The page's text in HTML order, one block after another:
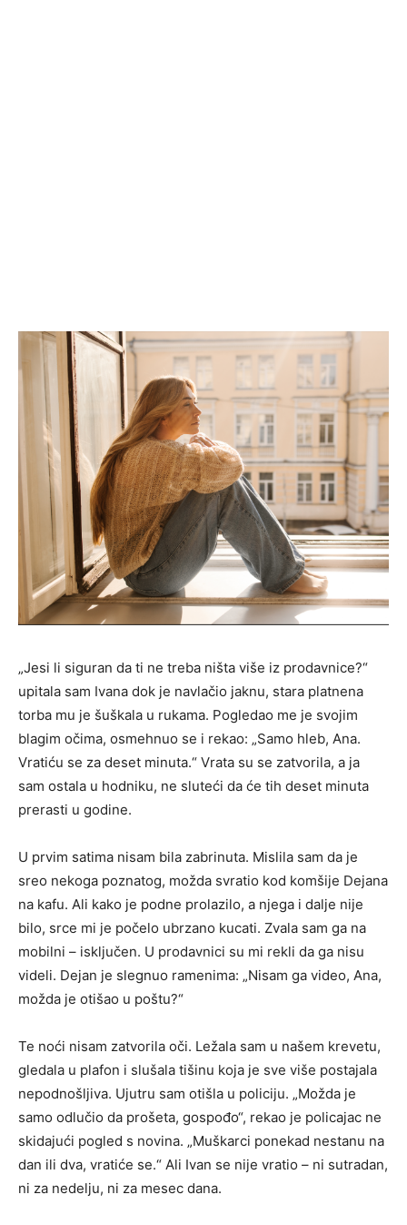
„Jesi li siguran da ti ne treba ništa više iz prodavnice?“
upitala sam Ivana dok je navlačio jaknu, stara platnena
torba mu je šuškala u rukama. Pogledao me je svojim
blagim očima, osmehnuo se i rekao: „Samo hleb, Ana.
Vratiću se za deset minuta.“ Vrata su se zatvorila, a ja
sam ostala u hodniku, ne sluteći da će tih deset minuta
prerasti u godine.
U prvim satima nisam bila zabrinuta. Mislila sam da je
sreo nekoga poznatog, možda svratio kod komšije Dejana
na kafu. Ali kako je podne prolazilo, a njega i dalje nije
bilo, srce mi je počelo ubrzano kucati. Zvala sam ga na
mobilni – isključen. U prodavnici su mi rekli da ga nisu
videli. Dejan je slegnuo ramenima: „Nisam ga video, Ana,
možda je otišao u poštu?“
Te noći nisam zatvorila oči. Ležala sam u našem krevetu,
gledala u plafon i slušala tišinu koja je sve više postajala
nepodnošljiva. Ujutru sam otišla u policiju. „Možda je
samo odlučio da prošeta, gospođo“, rekao je policajac ne
skidajući pogled s novina. „Muškarci ponekad nestanu na
dan ili dva, vratiće se.“ Ali Ivan se nije vratio – ni sutradan,
ni za nedelju, ni za mesec dana.